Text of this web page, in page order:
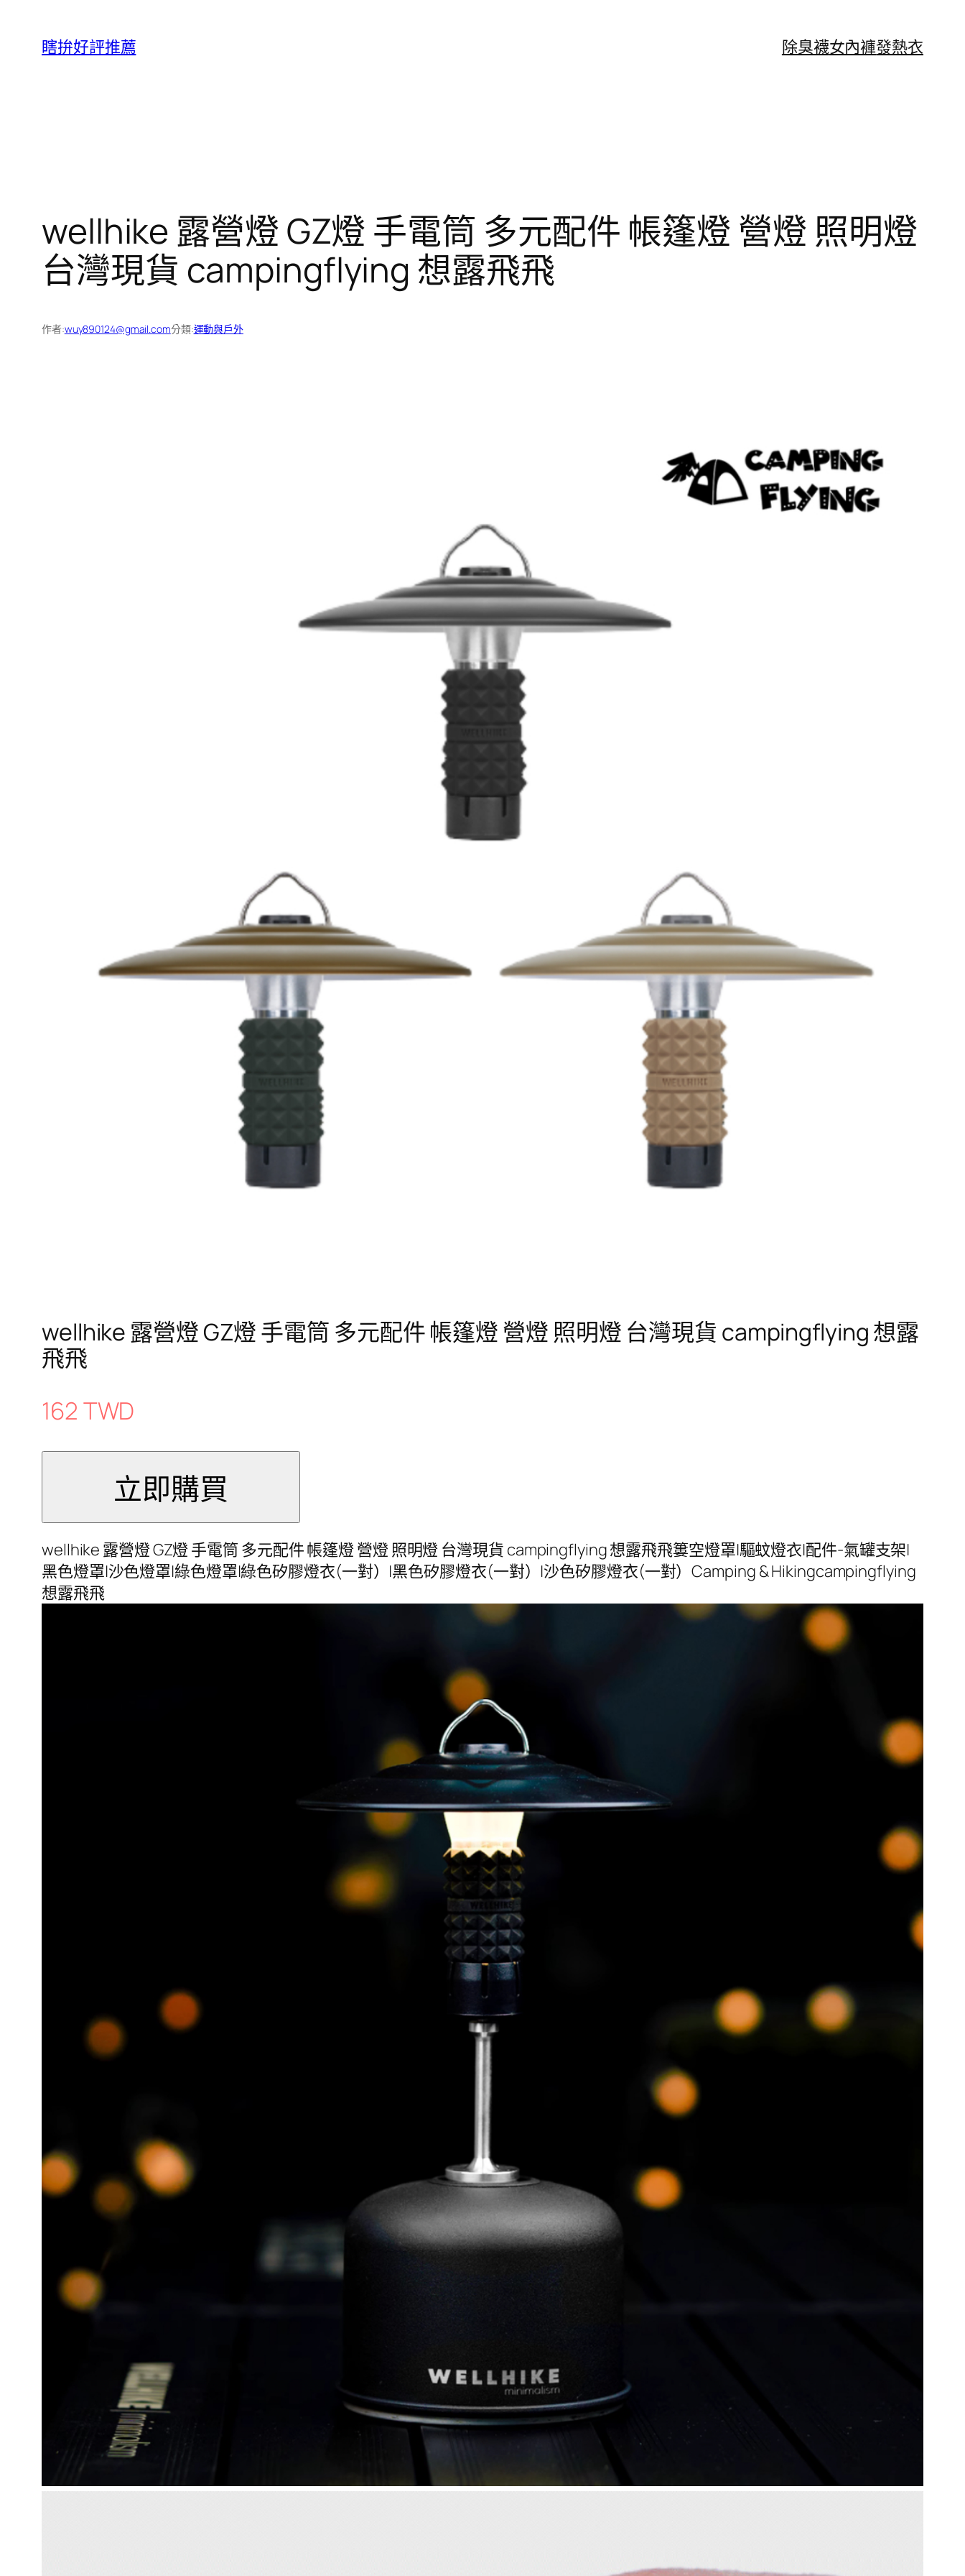
瞎拚好評推薦 除臭襪女內褲發熱衣
wellhike 露營燈 GZ燈 手電筒 多元配件 帳篷燈 營燈 照明燈
台灣現貨 campingflying 想露飛飛
作者:wuy890124@gmail.com分類:運動與戶外
wellhike 露營燈 GZ燈 手電筒 多元配件 帳篷燈 營燈 照明燈 台灣現貨 campingflying 想露
飛飛
162 TWD
wellhike 露營燈 GZ燈 手電筒 多元配件 帳篷燈 營燈 照明燈 台灣現貨 campingflying 想露飛飛簍空燈罩|驅蚊燈衣|配件-氣罐支架|
黑色燈罩|沙色燈罩|綠色燈罩|綠色矽膠燈衣(一對）|黑色矽膠燈衣(一對）|沙色矽膠燈衣(一對）Camping & Hikingcampingflying
想露飛飛